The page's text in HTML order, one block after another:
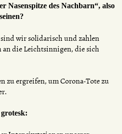
Nasenspitze des Nachbarn“, also
wir solidarisch und zahlen
die Leichtsinnigen, die sich
zu ergreifen, um Corona-Tote zu